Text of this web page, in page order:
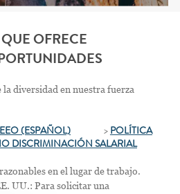
OFRECE
diversidad en nuestra fuerza
EEO (ESPAÑOL)> POLÍTICA
DISCRIMINACIÓN SALARIAL
en el lugar de trabajo.
UU.: Para solicitar una